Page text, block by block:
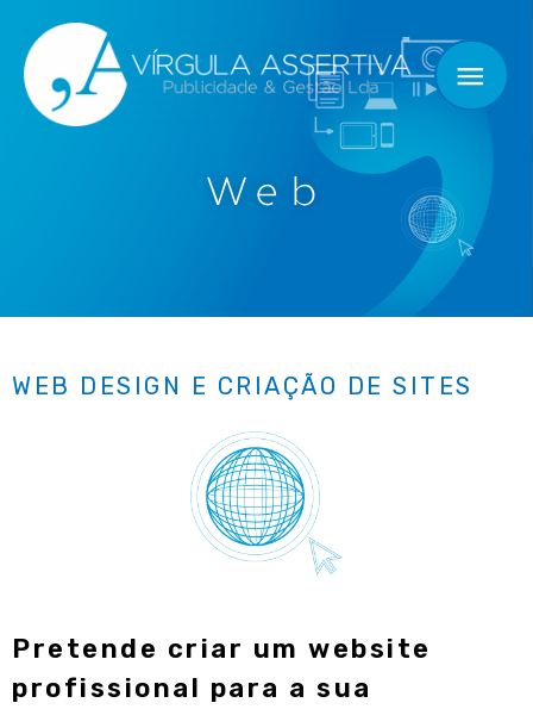
Web
WEB DESIGN E CRIAÇÃO DE SITES
Pretende criar um website
profissional para a sua